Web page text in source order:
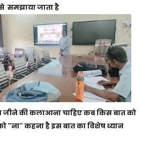
समझाया जाता है
जीने की कलाआना चाहिए कब किस बात को
"ना" कहना है इस बात का विशेष ध्यान